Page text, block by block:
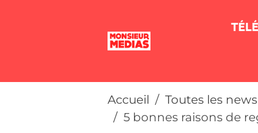
Accueil Toutes les news
5 bonnes raisons de